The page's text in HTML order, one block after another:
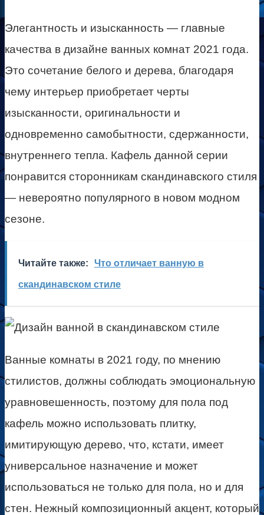
Элегантность и изысканность — главные
качества в дизайне ванных комнат 2021 года.
Это сочетание белого и дерева, благодаря
чему интерьер приобретает черты
изысканности, оригинальности и
одновременно самобытности, сдержанности,
внутреннего тепла. Кафель данной серии
понравится сторонникам скандинавского стиля
— невероятно популярного в новом модном
сезоне.
Читайте также: Что отличает ванную в
скандинавском стиле
Ванные комнаты в 2021 году, по мнению
стилистов, должны соблюдать эмоциональную
уравновешенность, поэтому для пола под
кафель можно использовать плитку,
имитирующую дерево, что, кстати, имеет
универсальное назначение и может
использоваться не только для пола, но и для
стен. Нежный композиционный акцент, который